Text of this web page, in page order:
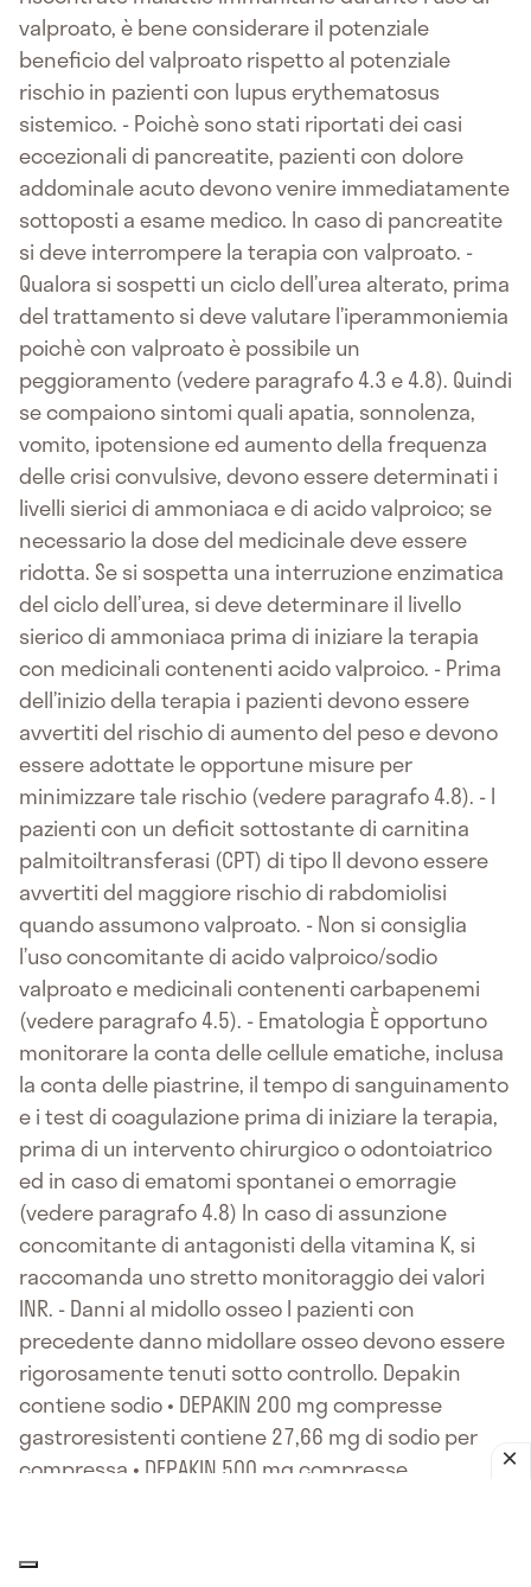
valproato, è bene considerare il potenziale
beneficio del valproato rispetto al potenziale
rischio in pazienti con lupus erythematosus
sistemico. - Poichè sono stati riportati dei casi
eccezionali di pancreatite, pazienti con dolore
addominale acuto devono venire immediatamente
sottoposti a esame medico. In caso di pancreatite
si deve interrompere la terapia con valproato. -
Qualora si sospetti un ciclo dell’urea alterato, prima
del trattamento si deve valutare l’iperammoniemia
poichè con valproato è possibile un
peggioramento (vedere paragrafo 4.3 e 4.8). Quindi
se compaiono sintomi quali apatia, sonnolenza,
vomito, ipotensione ed aumento della frequenza
delle crisi convulsive, devono essere determinati i
livelli sierici di ammoniaca e di acido valproico; se
necessario la dose del medicinale deve essere
ridotta. Se si sospetta una interruzione enzimatica
del ciclo dell’urea, si deve determinare il livello
sierico di ammoniaca prima di iniziare la terapia
con medicinali contenenti acido valproico. - Prima
dell’inizio della terapia i pazienti devono essere
avvertiti del rischio di aumento del peso e devono
essere adottate le opportune misure per
minimizzare tale rischio (vedere paragrafo 4.8). - I
pazienti con un deficit sottostante di carnitina
palmitoiltransferasi (CPT) di tipo II devono essere
avvertiti del maggiore rischio di rabdomiolisi
quando assumono valproato. - Non si consiglia
l’uso concomitante di acido valproico/sodio
valproato e medicinali contenenti carbapenemi
(vedere paragrafo 4.5). - Ematologia È opportuno
monitorare la conta delle cellule ematiche, inclusa
la conta delle piastrine, il tempo di sanguinamento
e i test di coagulazione prima di iniziare la terapia,
prima di un intervento chirurgico o odontoiatrico
ed in caso di ematomi spontanei o emorragie
(vedere paragrafo 4.8) In caso di assunzione
concomitante di antagonisti della vitamina K, si
raccomanda uno stretto monitoraggio dei valori
INR. - Danni al midollo osseo I pazienti con
precedente danno midollare osseo devono essere
rigorosamente tenuti sotto controllo. Depakin
contiene sodio • DEPAKIN 200 mg compresse
gastroresistenti contiene 27,66 mg di sodio per
compressa • DEPAKIN 500 mg compresse
contiene 27,66 mg di sodio per ml di soluzione Da